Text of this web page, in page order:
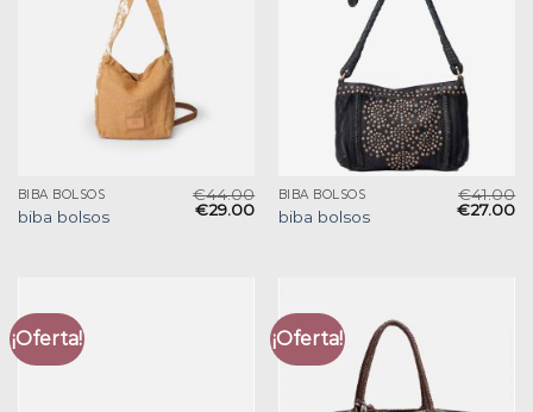
BIBA BOLSOS
biba bolsos
€44.00
€29.00
BIBA BOLSOS
biba bolsos
€41.00
€27.00
¡Oferta! ¡Oferta!